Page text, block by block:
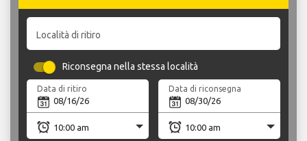
Località di ritiro
Riconsegna nella stessa località
Data di ritiro Data di riconsegna